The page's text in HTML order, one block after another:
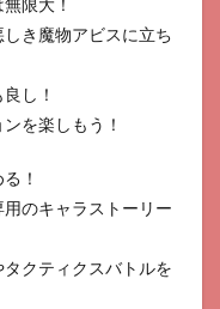
き魔物アビスに立ち
し！
を楽しもう！
！
のキャラストーリー
クティクスバトルを